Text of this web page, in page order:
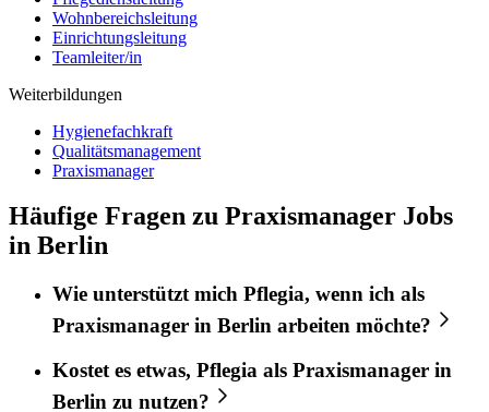
Wohnbereichsleitung
Einrichtungsleitung
Teamleiter/in
Weiterbildungen
Hygienefachkraft
Qualitätsmanagement
Praxismanager
Häufige Fragen zu Praxismanager Jobs
in Berlin
Wie unterstützt mich Pflegia, wenn ich als
Praxismanager in Berlin arbeiten möchte?
Kostet es etwas, Pflegia als Praxismanager in
Berlin zu nutzen?